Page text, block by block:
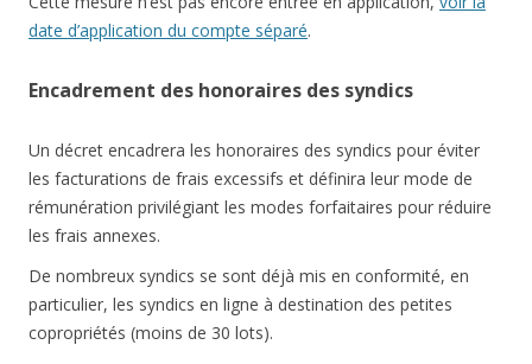
date d’application du compte séparé.
Encadrement des honoraires des syndics
Un décret encadrera les honoraires des syndics pour éviter
les facturations de frais excessifs et définira leur mode de
rémunération privilégiant les modes forfaitaires pour réduire
les frais annexes.
De nombreux syndics se sont déjà mis en conformité, en
particulier, les syndics en ligne à destination des petites
copropriétés (moins de 30 lots).